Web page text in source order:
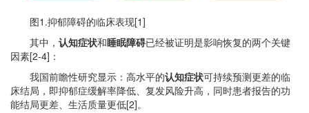
图1.抑郁障碍的临床表现[1]
其中， 认知症状和睡眠障碍已经被证明是影响恢复的两个关键
因素[2-4]：
我国前瞻性研究显示：高水平的认知症状可持续预测更差的临
床结局，即抑郁症缓解率降低、复发风险升高，同时患者报告的功
能结局更差、生活质量更低[2]。